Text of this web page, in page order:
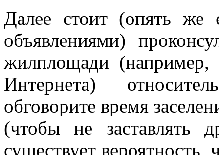
Далее стоит (опять же
объявлениями)
жилплощади
Интернета)
обговорите время
(чтобы не заставлять
существует вероятность,